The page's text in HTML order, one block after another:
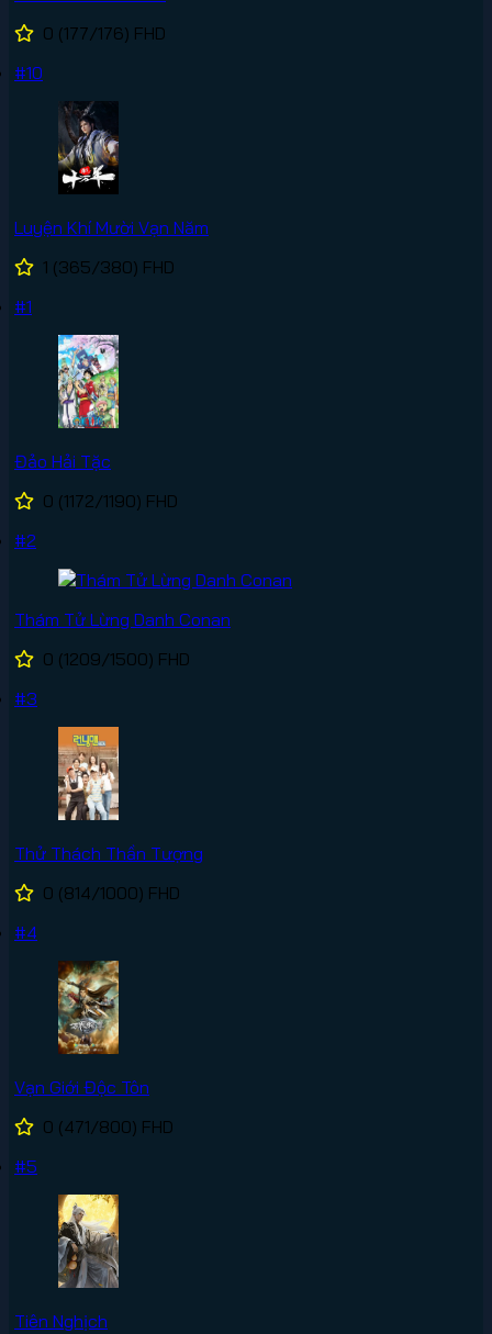
0 (177/176) FHD
#10
Luyện Khí Mười Vạn Năm
1 (365/380) FHD
#1
Đảo Hải Tặc
0 (1172/1190) FHD
#2
Thám Tử Lừng Danh Conan
0 (1209/1500) FHD
#3
Thử Thách Thần Tượng
0 (814/1000) FHD
#4
Vạn Giới Độc Tôn
0 (471/800) FHD
#5
Tiên Nghịch